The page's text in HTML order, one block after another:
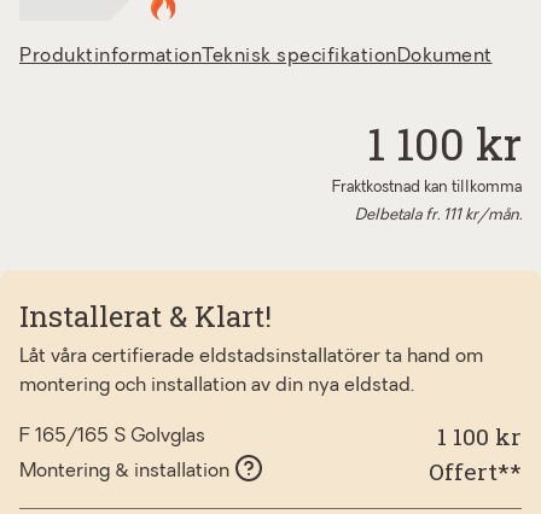
Produktinformation Teknisk specifikationDokument
1 100 kr
Fraktkostnad kan tillkomma
Delbetala fr. 111kr/mån.
Installerat & Klart!
Låt våra certifierade eldstadsinstallatörer ta hand om
montering och installation av din nya eldstad.
F 165/165 S Golvglas 1 100 kr
Montering & installation Offert**